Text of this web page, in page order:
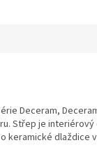
Deceram,
Střep je interiérový
dlaždice